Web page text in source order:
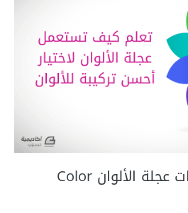
كيف تفهم أساسيات عجلة الألوان Color